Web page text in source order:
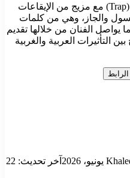
وتنتمي الأغنية إلى موسيقى التراب (Trap) مع مزيج من الإيقاعات
والجاز، وهي من كلمات
يواصل الفنان من خلالها تقديم
التأثيرات العربية والغربية
آخر تحديث: 22